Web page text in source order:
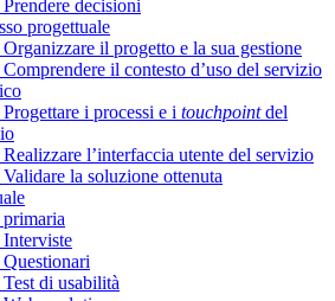
decisioni
progettuale
il progetto e la sua gestione
il contesto d’uso del servizio
i processi e i touchpointdel
l’interfaccia utente del servizio
la soluzione ottenuta
di usabilità